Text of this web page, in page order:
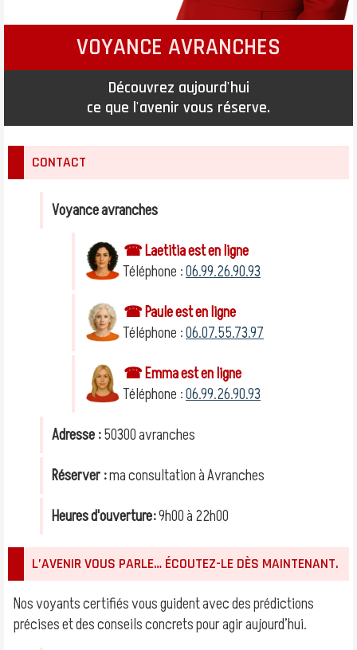
VOYANCE AVRANCHES
Découvrez aujourd'hui
ce que l'avenir vous réserve.
CONTACT
Voyance avranches
☎ Laetitia est en ligne
Téléphone :06.99.26.90.93
☎ Paule est en ligne
Téléphone :06.07.55.73.97
☎ Emma est en ligne
Téléphone :06.99.26.90.93
Adresse :50300 avranches
Réserver :ma consultation à Avranches
Heures d'ouverture:9h00 à 22h00
L’AVENIR VOUS PARLE… ÉCOUTEZ-LE DÈS MAINTENANT.
Nos voyants certifiés vous guident avec des prédictions
précises et des conseils concrets pour agir aujourd’hui.